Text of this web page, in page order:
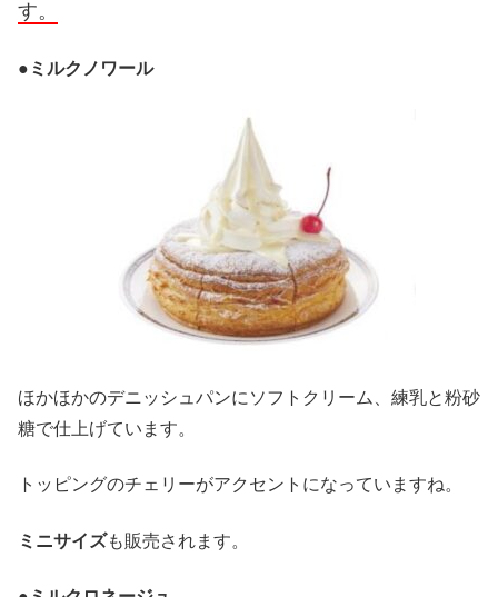
す。
● ミルクノワール
ほかほかのデニッシュパンにソフトクリーム、練乳と粉砂
糖で仕上げています。
トッピングのチェリーがアクセントになっていますね。
ミニサイズも販売されます。